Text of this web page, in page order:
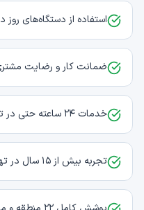
استفاده از دستگاه‌های روز
ضمانت کار و رضایت
خدمات ۲۴ ساعته حتی در تعطیلات رسمی
تجربه بیش از ۱۵ سال در تهران